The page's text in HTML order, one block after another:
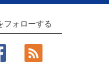
フォローする